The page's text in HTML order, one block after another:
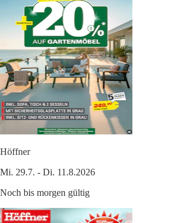
Höffner
Mi. 29.7. - Di. 11.8.2026
Noch bis morgen gültig